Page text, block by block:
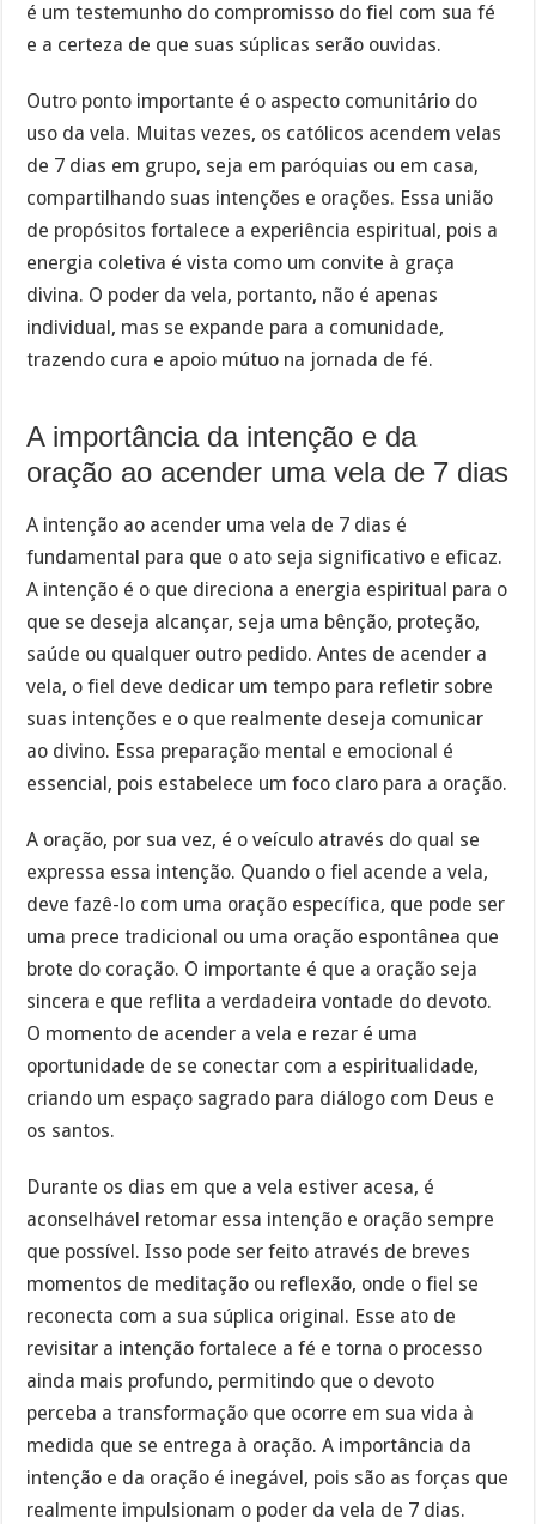
é um testemunho do compromisso do fiel com sua fé
e a certeza de que suas súplicas serão ouvidas.
Outro ponto importante é o aspecto comunitário do
uso da vela. Muitas vezes, os católicos acendem velas
de 7 dias em grupo, seja em paróquias ou em casa,
compartilhando suas intenções e orações. Essa união
de propósitos fortalece a experiência espiritual, pois a
energia coletiva é vista como um convite à graça
divina. O poder da vela, portanto, não é apenas
individual, mas se expande para a comunidade,
trazendo cura e apoio mútuo na jornada de fé.
A importância da intenção e da
oração ao acender uma vela de 7 dias
A intenção ao acender uma vela de 7 dias é
fundamental para que o ato seja significativo e eficaz.
A intenção é o que direciona a energia espiritual para o
que se deseja alcançar, seja uma bênção, proteção,
saúde ou qualquer outro pedido. Antes de acender a
vela, o fiel deve dedicar um tempo para refletir sobre
suas intenções e o que realmente deseja comunicar
ao divino. Essa preparação mental e emocional é
essencial, pois estabelece um foco claro para a oração.
A oração, por sua vez, é o veículo através do qual se
expressa essa intenção. Quando o fiel acende a vela,
deve fazê-lo com uma oração específica, que pode ser
uma prece tradicional ou uma oração espontânea que
brote do coração. O importante é que a oração seja
sincera e que reflita a verdadeira vontade do devoto.
O momento de acender a vela e rezar é uma
oportunidade de se conectar com a espiritualidade,
criando um espaço sagrado para diálogo com Deus e
os santos.
Durante os dias em que a vela estiver acesa, é
aconselhável retomar essa intenção e oração sempre
que possível. Isso pode ser feito através de breves
momentos de meditação ou reflexão, onde o fiel se
reconecta com a sua súplica original. Esse ato de
revisitar a intenção fortalece a fé e torna o processo
ainda mais profundo, permitindo que o devoto
perceba a transformação que ocorre em sua vida à
medida que se entrega à oração. A importância da
intenção e da oração é inegável, pois são as forças que
realmente impulsionam o poder da vela de 7 dias.